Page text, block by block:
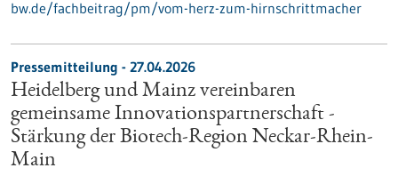
bw.de/fachbeitrag/pm/vom-herz-zum-hirnschrittmacher
Pressemitteilung - 27.04.2026
Heidelberg und Mainz vereinbaren
gemeinsame Innovationspartnerschaft -
Stärkung der Biotech-Region Neckar-Rhein-
Main